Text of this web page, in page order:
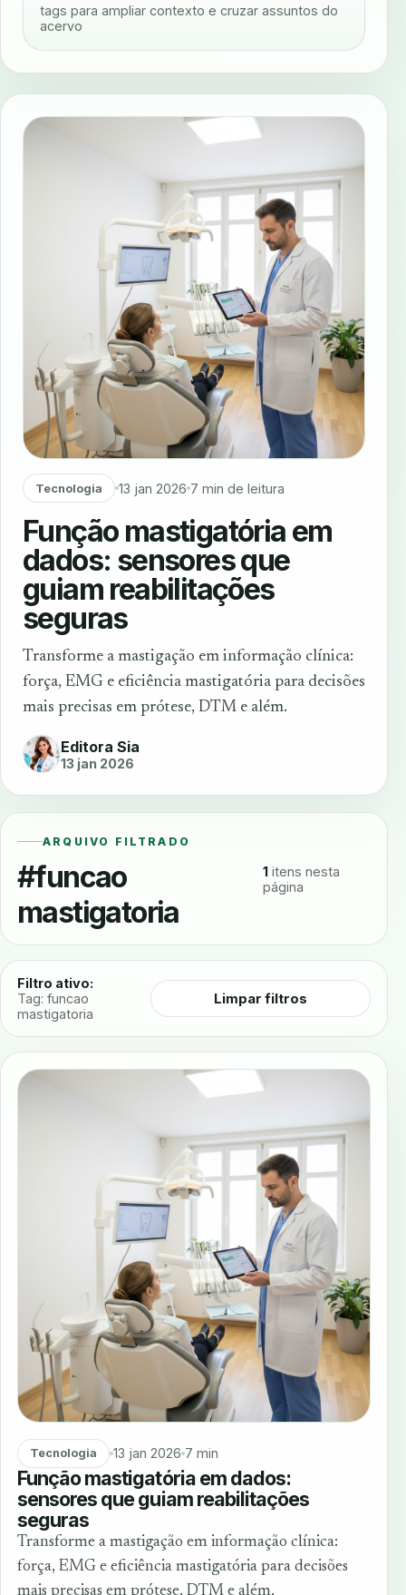
tags para ampliar contexto e cruzar assuntos do
acervo
Tecnologia 13 jan 2026 7 min de leitura
Função mastigatória em
dados: sensores que
guiam reabilitações
seguras
Transforme a mastigação em informação clínica:
força, EMG e eficiência mastigatória para decisões
mais precisas em prótese, DTM e além.
Editora Sia
13 jan 2026
ARQUIVO FILTRADO
#funcao
mastigatoria
1 itens nesta
página
Filtro ativo:
Tag: funcao
mastigatoria
Limpar filtros
Tecnologia 13 jan 2026 7 min
Função mastigatória em dados:
sensores que guiam reabilitações
seguras
Transforme a mastigação em informação clínica:
força, EMG e eficiência mastigatória para decisões
mais precisas em prótese, DTM e além.